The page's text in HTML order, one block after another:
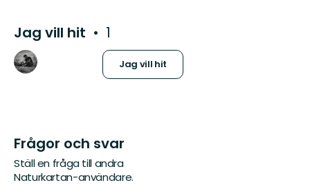
Jag vill hit 1
Jag vill hit
Frågor och svar
Ställ en fråga till andra
Naturkartan-användare.